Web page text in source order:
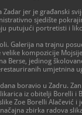
jer je građanski
sjedište
putujući portretisti i
Galerija na trajnu
kompozicije
Berse, jedinog
umjetnina
boravio u Zadru.
iz obitelji Borelli i
Zoe Borelli Alačević i
zbirka radova